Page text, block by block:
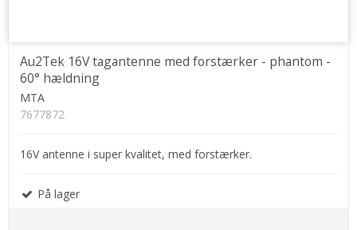
Au2Tek 16V tagantenne med forstærker - phantom -
60° hældning
MTA
7677872
16V antenne i super kvalitet, med forstærker.
På lager